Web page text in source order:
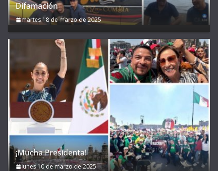
Difamación
martes 18 de marzo de 2025
¡Mucha Presidenta!
lunes 10 de marzo de 2025